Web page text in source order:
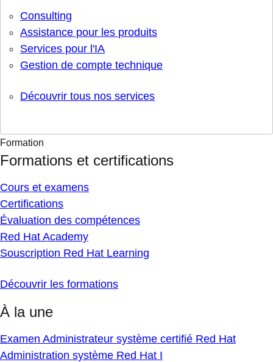
Consulting
Assistance pour les produits
Services pour l'IA
Gestion de compte technique
Découvrir tous nos services
Formation
Formations et certifications
Cours et examens
Certifications
Évaluation des compétences
Red Hat Academy
Souscription Red Hat Learning
Découvrir les formations
À la une
Examen Administrateur système certifié Red Hat
Administration système Red Hat I